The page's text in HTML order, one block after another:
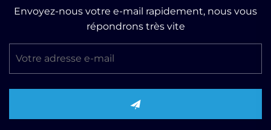
Envoyez-nous votre e-mail rapidement, nous vous
répondrons très vite